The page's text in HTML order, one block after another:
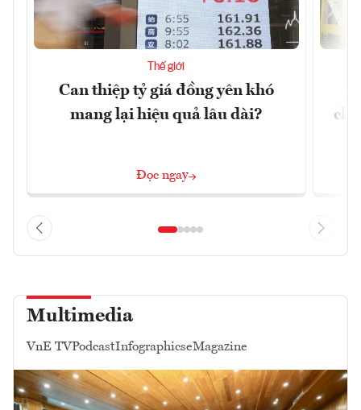
Thế giới
Can thiệp tỷ giá đồng yên khó
mang lại hiệu quả lâu dài?
Đọc ngay
Multimedia
VnE TVPodcastInfographicseMagazine